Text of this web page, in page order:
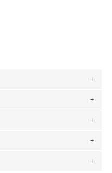
ります。
ントに使用している生地は
ットン（ローン）・コッ
ットン（ツイル）・
号帆布）です。
で型紙は2個までとなりま
での配送となります。
プリントするため、
購入後